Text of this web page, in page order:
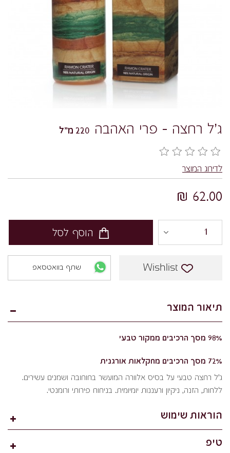
ג'ל רחצה – פרי האהבה 220 מ"ל
לדירוג המוצר
62.00 ₪
הוסף לסל
Wishlist שתף בוואטסאפ
תיאור המוצר
98% מסך הרכיבים ממקור טבעי
72% מסך הרכיבים מחקלאות אורגנית
ג'ל רחצה טבעי על בסיס אלוורה המועשר בחוחובה ושמנים עשירים.
ללחות, הזנה, ניקיון ורעננות יומיומית. בניחוח פירותי ורומנטי.
הוראות שימוש
טיפ